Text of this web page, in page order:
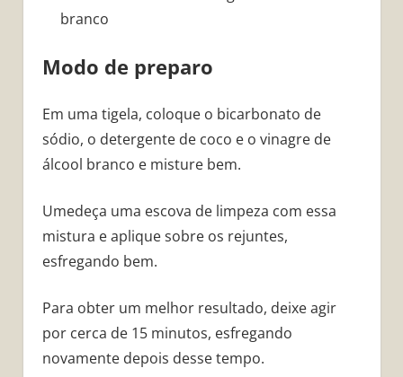
branco
Modo de preparo
Em uma tigela, coloque o bicarbonato de
sódio, o detergente de coco e o vinagre de
álcool branco e misture bem.
Umedeça uma escova de limpeza com essa
mistura e aplique sobre os rejuntes,
esfregando bem.
Para obter um melhor resultado, deixe agir
por cerca de 15 minutos, esfregando
novamente depois desse tempo.